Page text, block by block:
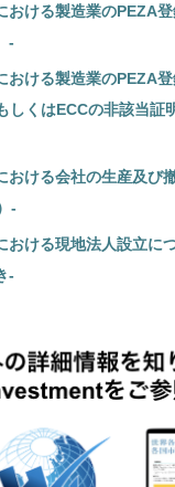
おける製造業のPEZA
-
おける製造業のPEZA
しくはECCの非該当証
おける会社の生産及び
-
おける現地法人設立に
-